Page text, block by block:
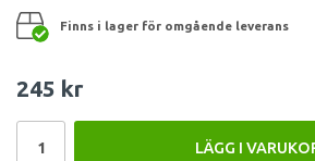
Finns i lager för omgående leverans
245 kr
LÄGG I